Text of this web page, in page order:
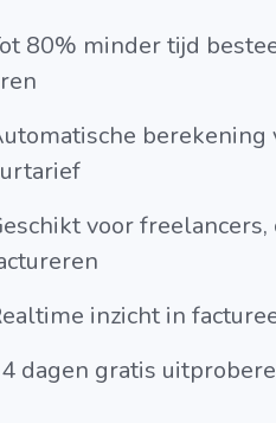
80% minder tijd
berekening
voor
inzicht in
dagen gratis